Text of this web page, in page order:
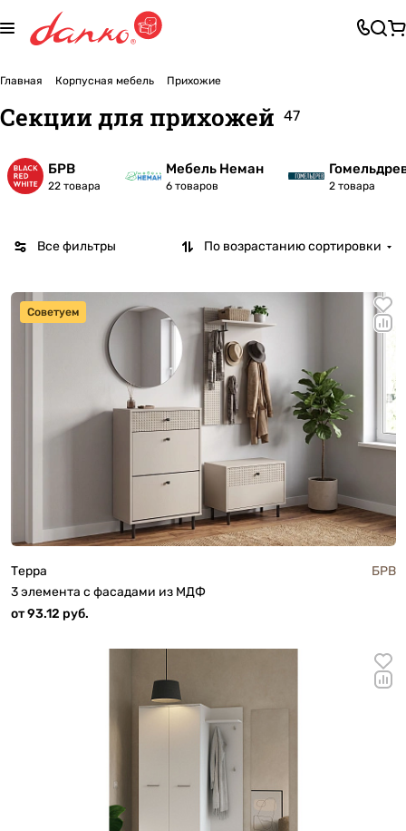
Главная Корпусная мебель Прихожие
Секции для прихожей 47
БРВ
22 товара
Мебель Неман
6 товаров 2 товара
Все фильтры По возрастанию сортировки
Советуем
Терра
БРВ
3 элемента с фасадами из МДФ
от 93.12 руб.